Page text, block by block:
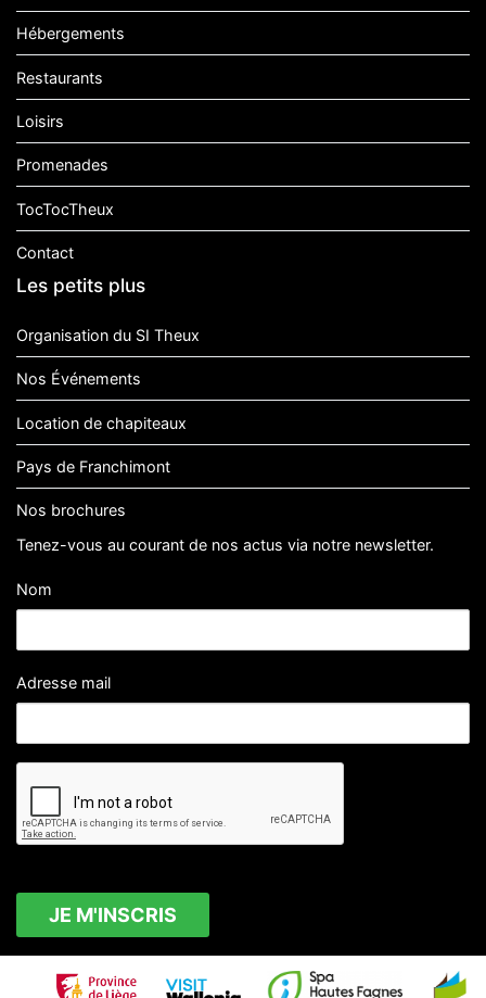
Hébergements
Restaurants
Loisirs
Promenades
TocTocTheux
Contact
Les petits plus
Organisation du SI Theux
Nos Événements
Location de chapiteaux
Pays de Franchimont
Nos brochures
Tenez-vous au courant de nos actus via notre newsletter.
Nom
Adresse mail